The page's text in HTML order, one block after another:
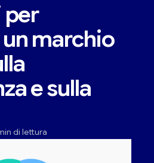
per
marchio
e sulla
di lettura